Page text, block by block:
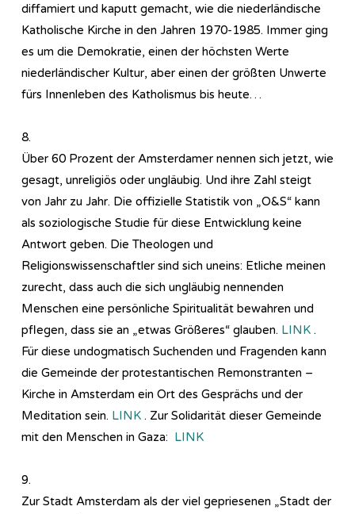
diffamiert und kaputt gemacht, wie die niederländische
Katholische Kirche in den Jahren 1970-1985. Immer ging
es um die Demokratie, einen der höchsten Werte
niederländischer Kultur, aber einen der größten Unwerte
fürs Innenleben des Katholismus bis heute…
8.
Über 60 Prozent der Amsterdamer nennen sich jetzt, wie
gesagt, unreligiös oder ungläubig. Und ihre Zahl steigt
von Jahr zu Jahr. Die offizielle Statistik von „O&S“ kann
als soziologische Studie für diese Entwicklung keine
Antwort geben. Die Theologen und
Religionswissenschaftler sind sich uneins: Etliche meinen
zurecht, dass auch die sich ungläubig nennenden
Menschen eine persönliche Spiritualität bewahren und
pflegen, dass sie an „etwas Größeres“ glauben. LINK .
Für diese undogmatisch Suchenden und Fragenden kann
die Gemeinde der protestantischen Remonstranten –
Kirche in Amsterdam ein Ort des Gesprächs und der
Meditation sein. LINK . Zur Solidarität dieser Gemeinde
mit den Menschen in Gaza: LINK
9.
Zur Stadt Amsterdam als der viel gepriesenen „Stadt der